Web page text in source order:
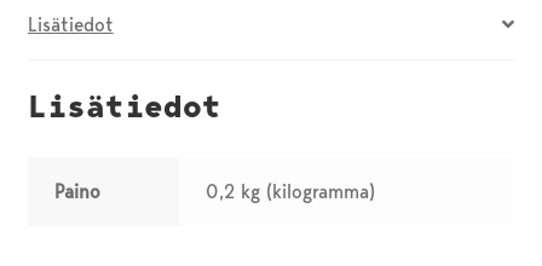
Lisätiedot
Lisätiedot
Paino 0,2 kg (kilogramma)